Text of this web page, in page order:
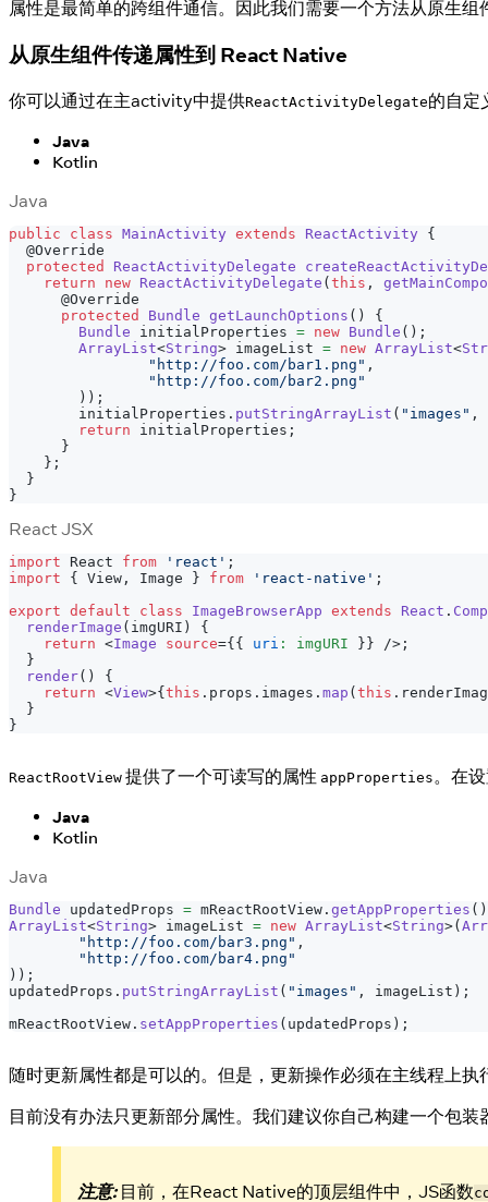
属性是最简单的跨组件通信。因此我们需要一个方法从原生
从原生组件传递属性到 React Native
你可以通过在主activity中提供ReactActivityDelegate的自定
Java
Kotlin
Java
public class MainActivity extends ReactActivity
{
@Override
protected
ReactActivityDelegate
return
new ReactActivityDelegate ( this ,
@Override
protected
Bundle getLaunchOptions ( )
{
Bundle initialProperties = new Bundle ( ) ;
ArrayList<String> imageList = new ArrayList<
"http://foo.com/bar1.png" ,
"http://foo.com/bar2.png"
) ) ;
        initialProperties
. putStringArrayList ( "images" ,
return initialProperties ;
}
} ;
}
}
React JSX
import React from 'react' ;
import
{ View , Image } from 'react-native' ;
export default class ImageBrowserApp extends React .
renderImage ( imgURI )
{
return <Image source={ { uri : imgURI } } /> ;
}
render( )
{
return <View>{ this . props . images . map ( this .
}
}
ReactRootView 提供了一个可读写的属性 appProperties。在
Java
Kotlin
Java
Bundle updatedProps = mReactRootView . getAppProperties ( )
ArrayList<String> imageList = new ArrayList<String>(
"http://foo.com/bar3.png" ,
"http://foo.com/bar4.png"
) ) ;
updatedProps . putStringArrayList ( "images" , imageList ) ;
mReactRootView . setAppProperties ( updatedProps ) ;
随时更新属性都是可以的。但是，更新操作必须在主线程上
目前没有办法只更新部分属性。我们建议你自己构建一个包装
注意:目前，在React Native的顶层组件中，JS函数